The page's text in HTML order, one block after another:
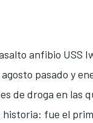
anfibio USS
pasado y
de droga en las
fue el